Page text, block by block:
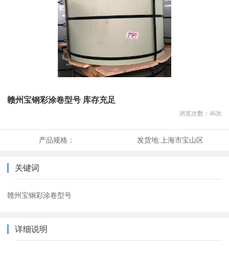
赣州宝钢彩涂卷型号 库存充足
浏览次数： 46次
产品规格： 发货地: 上海市宝山区
关键词
赣州宝钢彩涂卷型号
详细说明